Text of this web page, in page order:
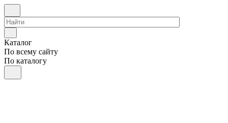
Каталог
По всему сайту
По каталогу